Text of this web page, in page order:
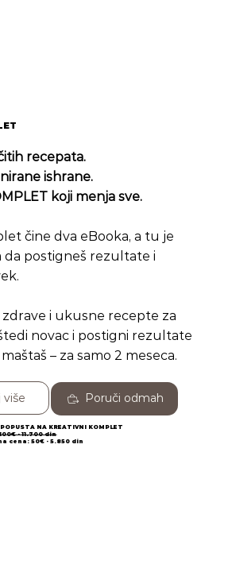
recepata.
ishrane.
koji menja sve.
čine dva eBooka, a tu je
da postigneš rezultate i
i ukusne recepte za
novac i postigni rezultate
– za samo 2 meseca.
POPUSTA NA KREATIVNI KOMPLET
- 11.700 din
cena: 50€ - 5.850 din
više Poruči odmah